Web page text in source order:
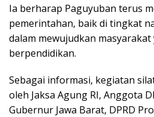
Ia berharap Paguyuban terus
pemerintahan, baik di tingkat
dalam mewujudkan
berpendidikan.
Sebagai informasi, kegiatan
oleh Jaksa Agung RI, Anggota
Gubernur Jawa Barat, DPRD